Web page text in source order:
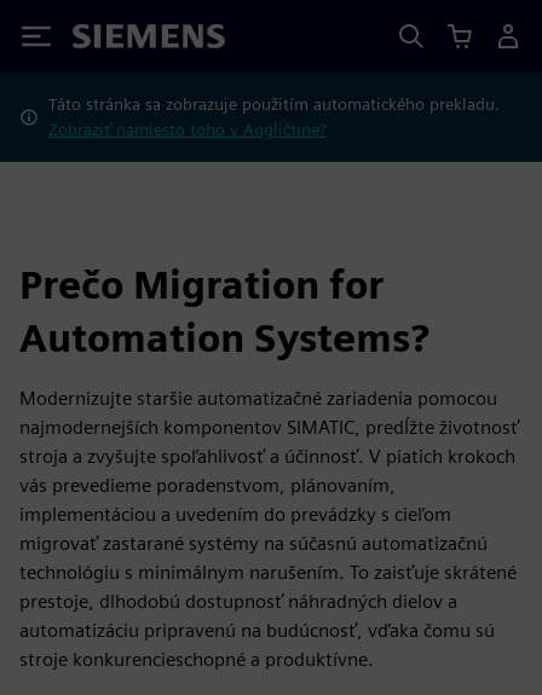
Siemens
Táto stránka sa zobrazuje použitím automatického prekladu.
Zobraziť namiesto toho v Angličtine?
Prečo Migration for
Automation Systems?
Modernizujte staršie automatizačné zariadenia pomocou
najmodernejších komponentov SIMATIC, predĺžte životnosť
stroja a zvyšujte spoľahlivosť a účinnosť. V piatich krokoch
vás prevedieme poradenstvom, plánovaním,
implementáciou a uvedením do prevádzky s cieľom
migrovať zastarané systémy na súčasnú automatizačnú
technológiu s minimálnym narušením. To zaisťuje skrátené
prestoje, dlhodobú dostupnosť náhradných dielov a
automatizáciu pripravenú na budúcnosť, vďaka čomu sú
stroje konkurencieschopné a produktívne.